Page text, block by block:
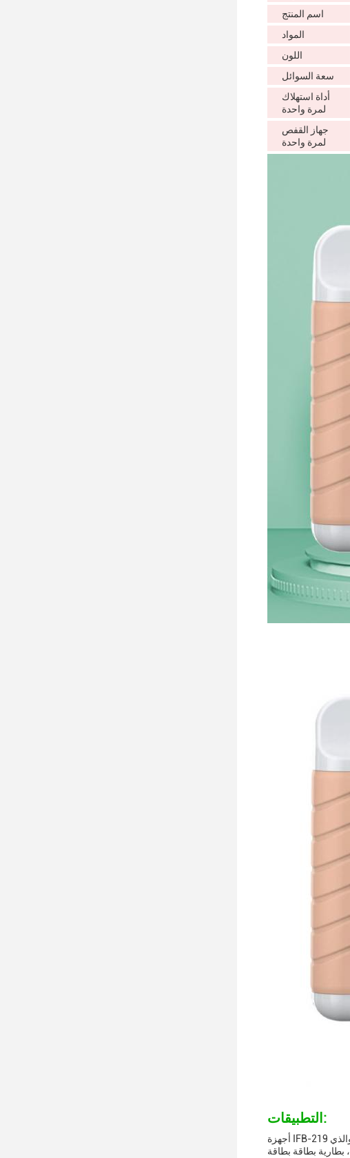
اسم المنتج
المواد
اللون
سعة السوائل
أداة استهلاك
لمرة واحدة
جهاز القفص
لمرة واحدة
التطبيقات:
أجهزة IFB-219 المستخدمة لمرة واحدة مثالية لأي شخص يبحث عن جهاز إلكتروني لمرة واحدة أو جهاز استنشاق إلكتروني يستخدم مرة واحدة والذي
يضمن مقاومة التسرب ويقدم تجربة استنشاق فريدة من نوعها.إنه جهاز استهلاك مفرد يأتي في عبوات فردية، بحجم 85 * 44 * 16 ، بطارية بطاقة بطاقة